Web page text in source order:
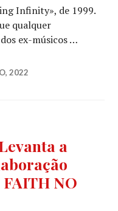
Infinity», de 1999.
qualquer
ex-músicos …
Álbum novo para
2022
a
NO